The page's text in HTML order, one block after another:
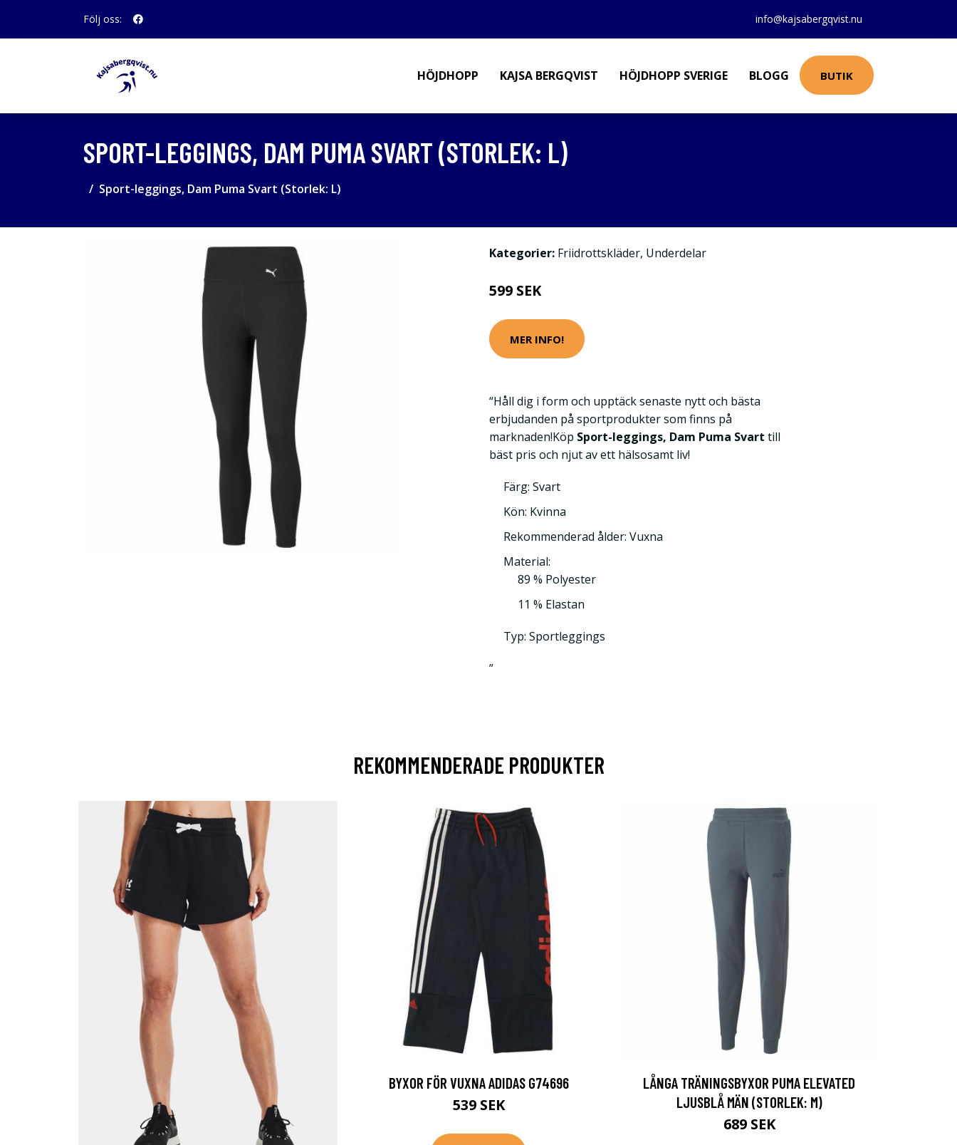
Följ oss: info@kajsabergqvist.nu
HÖJDHOPP KAJSA BERGQVIST HÖJDHOPP SVERIGE BLOGG BUTIK
SPORT-LEGGINGS, DAM PUMA SVART (STORLEK: L)
Sport-leggings, Dam Puma Svart (Storlek: L)
Kategorier: Friidrottskläder, Underdelar
599 SEK
MER INFO!
“Håll dig i form och upptäck senaste nytt och bästa
erbjudanden på sportprodukter som finns på
marknaden!Köp Sport-leggings, Dam Puma Svart till
bäst pris och njut av ett hälsosamt liv!
Färg: Svart
Kön: Kvinna
Rekommenderad ålder: Vuxna
Material:
89 % Polyester
11 % Elastan
Typ: Sportleggings
”
REKOMMENDERADE PRODUKTER
BYXOR FÖR VUXNA ADIDAS G74696
539 SEK
LÅNGA TRÄNINGSBYXOR PUMA ELEVATED
LJUSBLÅ MÄN (STORLEK: M)
689 SEK